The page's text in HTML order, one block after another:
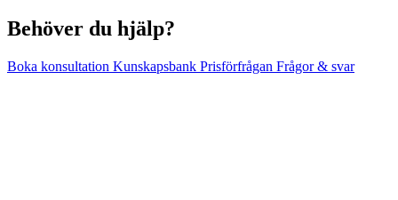
Behöver du hjälp?
Boka konsultation Kunskapsbank Prisförfrågan Frågor & svar